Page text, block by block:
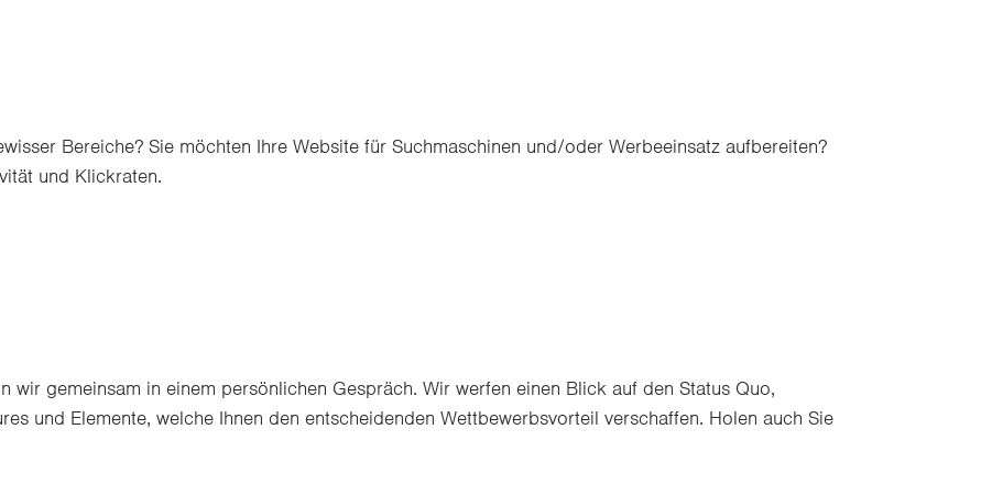
Bereiche? Sie möchten Ihre Website für Suchmaschinen und/oder Werbeeinsatz aufbereiten?
und Klickraten.
wir gemeinsam in einem persönlichen Gespräch. Wir werfen einen Blick auf den Status Quo,
und Elemente, welche Ihnen den entscheidenden Wettbewerbsvorteil verschaffen. Holen auch Sie